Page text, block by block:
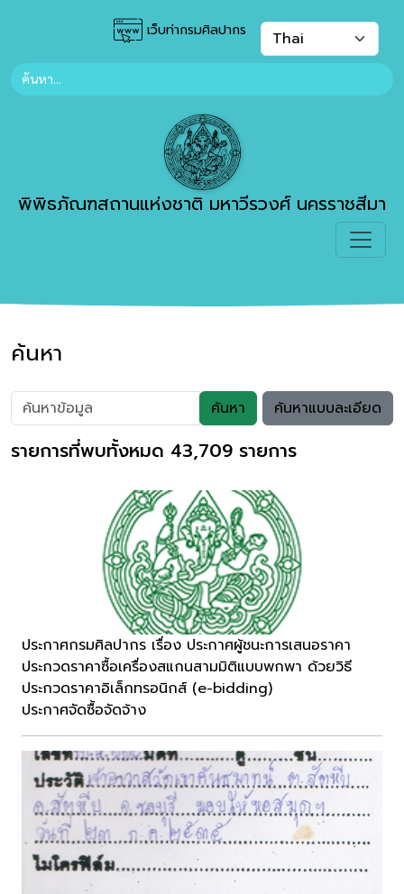
เว็บท่ากรมศิลปากร
พิพิธภัณฑสถานแห่งชาติ มหาวีรวงศ์ นครราชสีมา
ค้นหา
ค้นหา ค้นหาแบบละเอียด
รายการที่พบทั้งหมด 43,709 รายการ
ประกาศกรมศิลปากร เรื่อง ประกาศผู้ชนะการเสนอราคา
ประกวดราคาซื้อเครื่องสแกนสามมิติแบบพกพา ด้วยวิธี
ประกวดราคาอิเล็กทรอนิกส์ (e-bidding)
ประกาศจัดซื้อจัดจ้าง